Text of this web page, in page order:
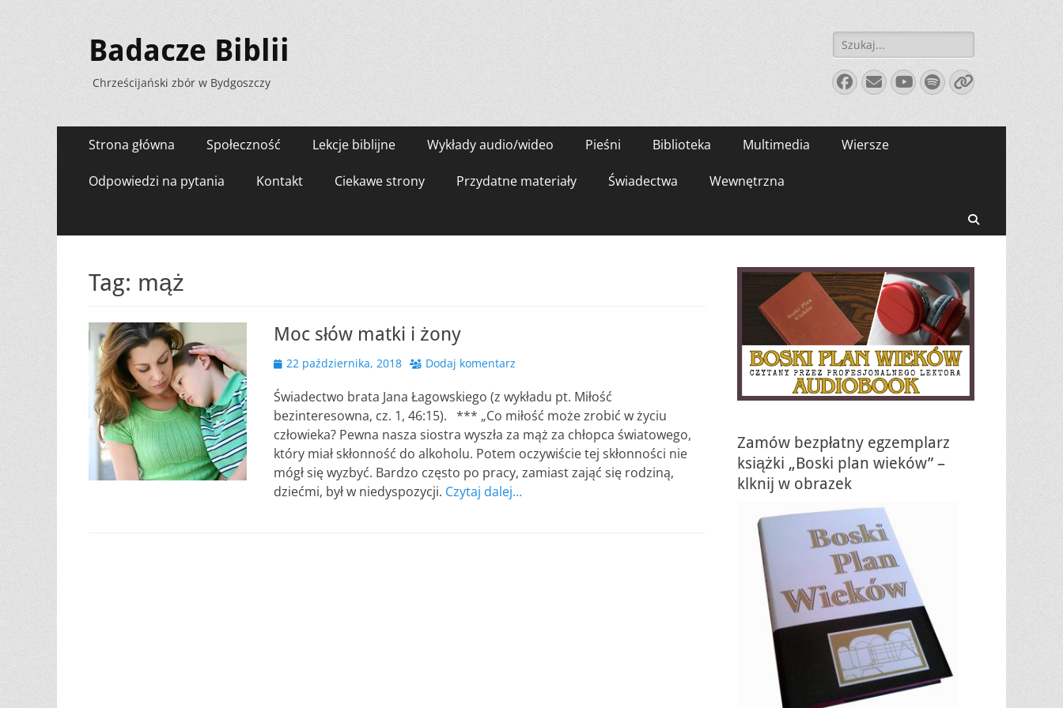
Badacze Biblii
Chrześcijański zbór w Bydgoszczy
Szukaj:
Facebook
E-
mail
YouTube
Spotify
Link
Menu
zawartości
Strona główna Społeczność Lekcje biblijne Wykłady audio/wideo Pieśni Biblioteka Multimedia Wiersze
Odpowiedzi na pytania Kontakt Ciekawe strony Przydatne materiały Świadectwa Wewnętrzna
Tag: mąż
Moc słów matki i żony
Opublikowano
22 października, 2018 Dodaj komentarz
Świadectwo brata Jana Łagowskiego (z wykładu pt. Miłość
bezinteresowna, cz. 1, 46:15). *** „Co miłość może zrobić w życiu
człowieka? Pewna nasza siostra wyszła za mąż za chłopca światowego,
który miał skłonność do alkoholu. Potem oczywiście tej skłonności nie
mógł się wyzbyć. Bardzo często po pracy, zamiast zająć się rodziną,
dziećmi, był w niedyspozycji. Czytaj dalej…
Zamów bezpłatny egzemplarz
książki „Boski plan wieków” –
klknij w obrazek